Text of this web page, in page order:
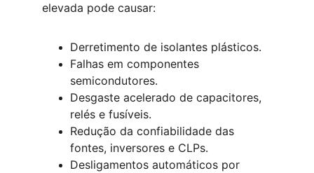
elevada pode causar:
Derretimento de isolantes plásticos.
Falhas em componentes
semicondutores.
Desgaste acelerado de capacitores,
relés e fusíveis.
Redução da confiabilidade das
fontes, inversores e CLPs.
Desligamentos automáticos por